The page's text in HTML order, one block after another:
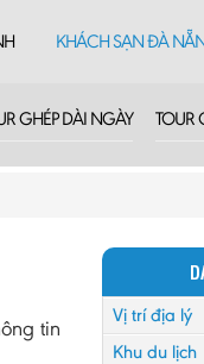
KHÁCH SẠN ĐÀ
GHÉP DÀI NGÀY TOUR
tin
Vị trí địa lý
Khu du lịch